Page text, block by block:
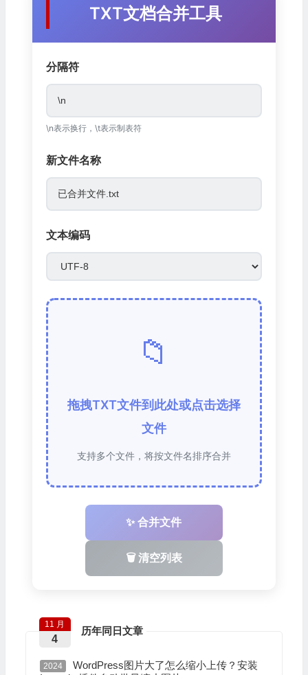
TXT文档合并工具
分隔符
\n表示换行，\t表示制表符
新文件名称
文本编码
📁
拖拽TXT文件到此处或点击选择
文件
支持多个文件，将按文件名排序合并
✨ 合并文件
🗑️ 清空列表
历年同日文章
11 月
4
2024
WordPress图片大了怎么缩小上传？安装